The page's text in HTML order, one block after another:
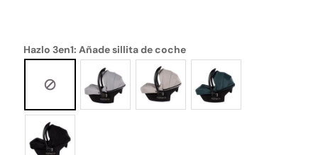
Hazlo 3en1: Añade sillita de coche